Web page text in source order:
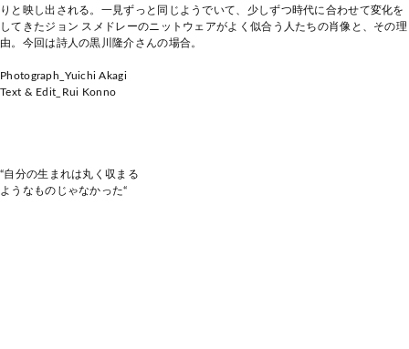
りと映し出される。一見ずっと同じようでいて、少しずつ時代に合わせて変化を
してきたジョン スメドレーのニットウェアがよく似合う人たちの肖像と、その理
由。今回は詩人の黒川隆介さんの場合。
Photograph_Yuichi Akagi
Text & Edit_Rui Konno
“自分の生まれは丸く収まる
ようなものじゃなかった“